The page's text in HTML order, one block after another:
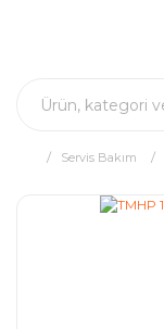
Servis Bakım